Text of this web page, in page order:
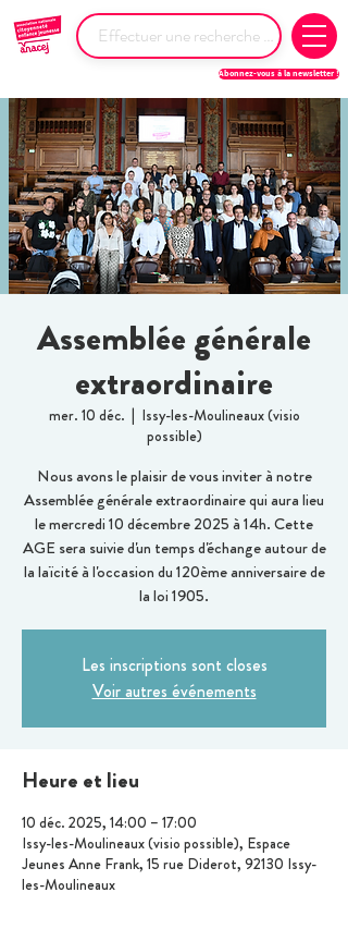
Abonnez-vous à la newsletter !
Assemblée générale
extraordinaire
mer. 10 déc.
  |
Issy-les-Moulineaux (visio
possible)
Nous avons le plaisir de vous inviter à notre
Assemblée générale extraordinaire qui aura lieu
le mercredi 10 décembre 2025 à 14h. Cette
AGE sera suivie d'un temps d'échange autour de
la laïcité à l'occasion du 120ème anniversaire de
la loi 1905.
Les inscriptions sont closes
Voir autres événements
Heure et lieu
10 déc. 2025, 14:00 – 17:00
Issy-les-Moulineaux (visio possible), Espace
Jeunes Anne Frank, 15 rue Diderot, 92130 Issy-
les-Moulineaux